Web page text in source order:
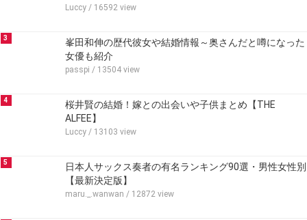
Luccy / 16592 view
3
峯田和伸の歴代彼女や結婚情報～奥さんだと噂になった
女優も紹介
passpi / 13504 view
4
桜井賢の結婚！嫁との出会いや子供まとめ【THE
ALFEE】
Luccy / 13103 view
5
日本人サックス奏者の有名ランキング90選・男性女性別
【最新決定版】
maru._.wanwan / 12872 view